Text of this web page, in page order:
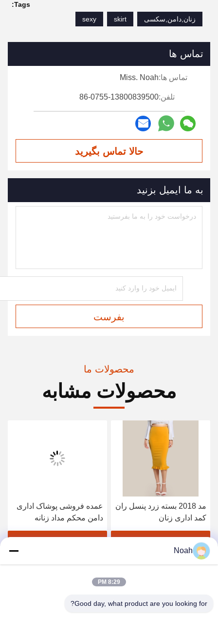
IPD correctly. The manual adjustment is
smooth, and finding that sweet spot makes all
sessions. Highly recommend taking the time to
fantastic once you dial in the IPD correctly. The
sweet spot makes all the difference. No more
eye strain during long sessions. Highly
recommend taking the time to set it up
properly!""The Pico 4's visual clarity is fantastic
once you dial in the IPD correctly. The manual
adjustment is smooth, and finding that sweet
strain during long sessions. Highly r
Tags:
زنان,دامن,سکسی
skirt
sexy
تماس ها
تماس ها:Miss. Noah
تلفن:86-0755-13800839500
حالا تماس بگیرید
به ما ایمیل بزنید
بفرست
محصولات ما
محصولات مشابه
مد 2018 بسته زرد پنسل ران
کمد اداری زنان
بهترین قیمت رو بدست بیار
عمده فروشی پوشاک اداری
دامن محکم مداد زنانه
Noah
8:29 PM
Good day, what product are you looking for?